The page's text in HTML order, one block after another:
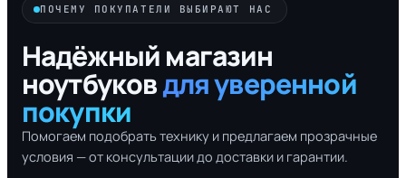
ПОЧЕМУ ПОКУПАТЕЛИ ВЫБИРАЮТ НАС
Надёжный магазин
ноутбуковдля уверенной
покупки
Помогаем подобрать технику и предлагаем прозрачные
условия — от консультации до доставки и гарантии.